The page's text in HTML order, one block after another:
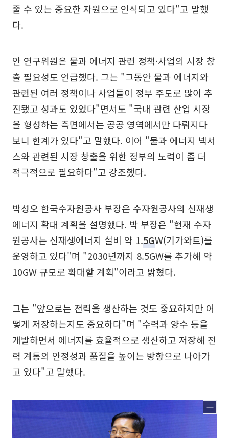
줄 수 있는 중요한 자원으로 인식되고 있다"고 말했
다.
안 연구위원은 물과 에너지 관련 정책·사업의 시장 창
출 필요성도 언급했다. 그는 "그동안 물과 에너지와
관련된 여러 정책이나 사업들이 정부 주도로 많이 추
진됐고 성과도 있었다"면서도 "국내 관련 산업 시장
을 형성하는 측면에서는 공공 영역에서만 다뤄지다
보니 한계가 있다"고 말했다. 이어 "물과 에너지 넥서
스와 관련된 시장 창출을 위한 정부의 노력이 좀 더
적극적으로 필요하다"고 강조했다.
박성오 한국수자원공사 부장은 수자원공사의 신재생
에너지 확대 계획을 설명했다. 박 부장은 "현재 수자
원공사는 신재생에너지 설비 약 1.5GW(기가와트)를
운영하고 있다"며 "2030년까지 8.5GW를 추가해 약
10GW 규모로 확대할 계획"이라고 밝혔다.
그는 "앞으로는 전력을 생산하는 것도 중요하지만 어
떻게 저장하는지도 중요하다"며 "수력과 양수 등을
개발하면서 에너지를 효율적으로 생산하고 저장해 전
력 계통의 안정성과 품질을 높이는 방향으로 나아가
고 있다"고 말했다.